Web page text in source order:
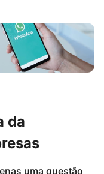
da
uma questão